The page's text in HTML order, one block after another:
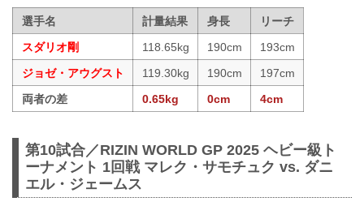
選手名 計量結果 身長
リーチ
スダリオ剛
118.65kg 190cm
193cm
ジョゼ・アウグスト
119.30kg 190cm
197cm
両者の差
0.65kg 0cm 4cm
第10試合／RIZIN WORLD GP 2025 ヘビー級ト
ーナメント 1回戦 マレク・サモチュク vs. ダニ
エル・ジェームス